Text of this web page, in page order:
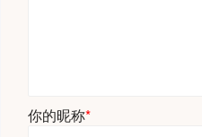
你的昵称*